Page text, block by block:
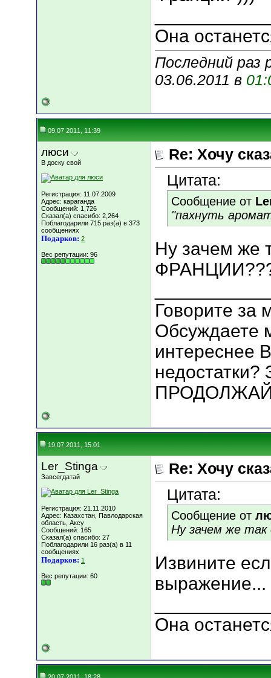
Она
Последний раз
03.06.2011 в
09.07.2011, 11:39
люси
В доску свой
Регистрация: 11.07.2009
Адрес: караганда
Сообщений: 1,726
Сказал(а) спасибо: 2,264
Поблагодарили 715 раз(а) в 373
сообщениях
Подарков: 2
Вес репутации: 96
Re: Хочу
Цитата:
Сообщение от
"пахнуть
Ну зачем же
Говорите за
Обсуждаете
интереснее
недостатки?
19.07.2011, 15:01
Ler_Stinga
Завсегдатай
Регистрация: 21.11.2010
Адрес: Казахстан, Павлодарская
область, Аксу
Сообщений: 165
Сказал(а) спасибо: 27
Поблагодарили 16 раз(а) в 11
сообщениях
Подарков: 1
Вес репутации: 60
Re: Хочу
Цитата:
Сообщение от
Ну зачем же
Извините
выражение...
Она